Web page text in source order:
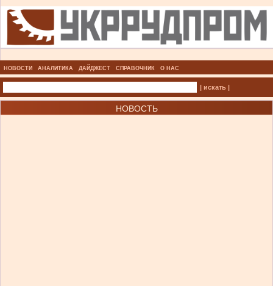
НОВОСТИ АНАЛИТИКА ДАЙДЖЕСТ СПРАВОЧНИК О НАС
| искать |
НОВОСТЬ